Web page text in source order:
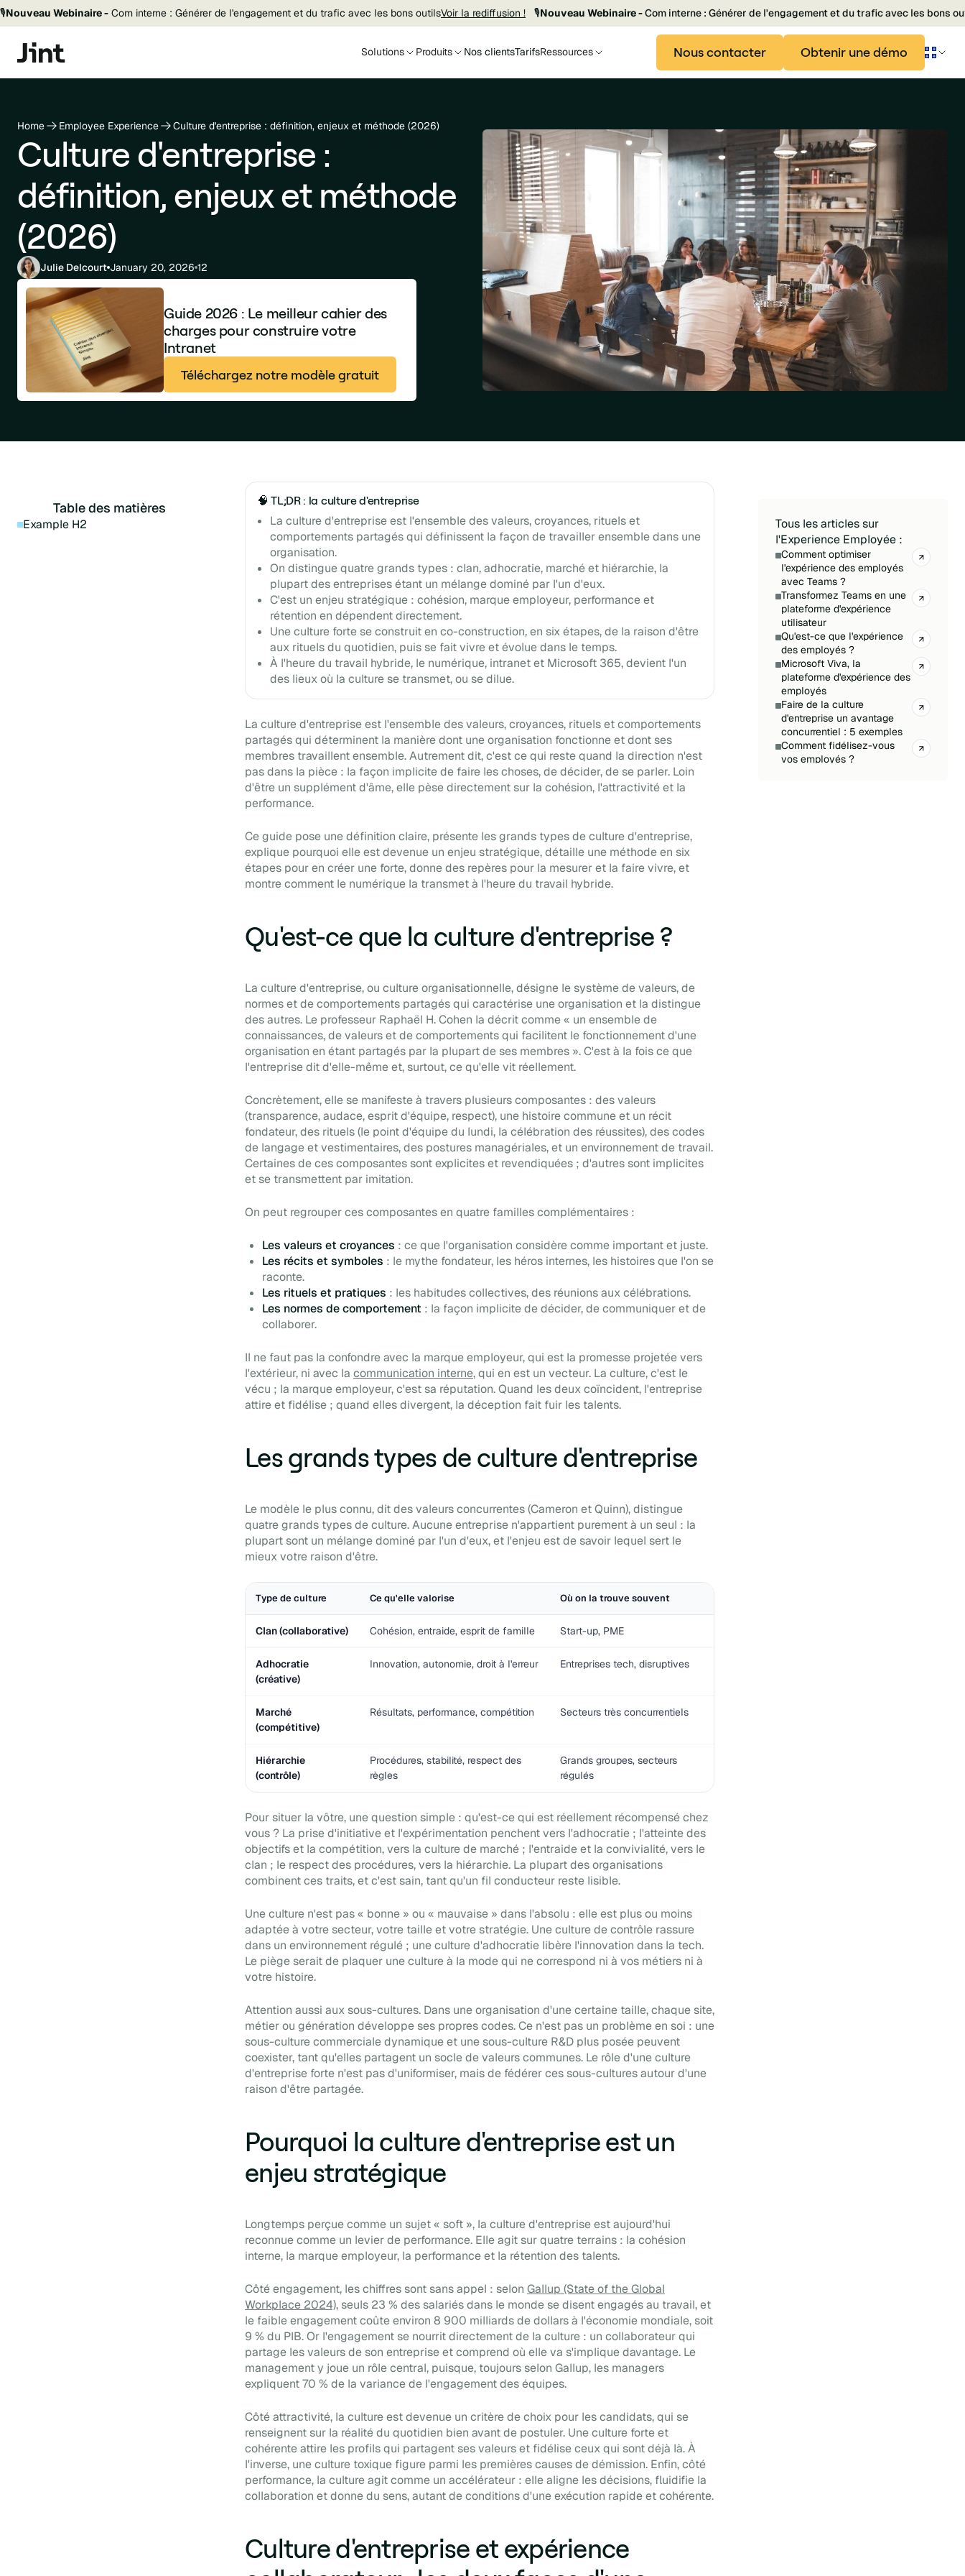
🎙️Nouveau Webinaire - Com interne : Générer de l'engagement et du trafic avec les bons outilsVoir la rediffusion ! 🎙️Nouveau Webinaire -Com interne : Générer de l'engagement et du trafic avec les bons
Solutions Produits Nos clientsTarifsRessources Nous contacter Obtenir une démo
Home Employee Experience Culture d'entreprise : définition, enjeux et méthode (2026)
Culture d'entreprise :
définition, enjeux et méthode
(2026)
Julie Delcourt January 20, 2026 12
Guide 2026 : Le meilleur cahier des
charges pour construire votre
Intranet
Téléchargez notre modèle gratuit
Table des matières
Example H2
🧠 TL;DR : la culture d'entreprise
La culture d'entreprise est l'ensemble des valeurs, croyances, rituels et
comportements partagés qui définissent la façon de travailler ensemble dans une
organisation.
On distingue quatre grands types : clan, adhocratie, marché et hiérarchie, la
plupart des entreprises étant un mélange dominé par l'un d'eux.
C'est un enjeu stratégique : cohésion, marque employeur, performance et
rétention en dépendent directement.
Une culture forte se construit en co-construction, en six étapes, de la raison d'être
aux rituels du quotidien, puis se fait vivre et évolue dans le temps.
À l'heure du travail hybride, le numérique, intranet et Microsoft 365, devient l'un
des lieux où la culture se transmet, ou se dilue.
La culture d'entreprise est l'ensemble des valeurs, croyances, rituels et comportements
partagés qui déterminent la manière dont une organisation fonctionne et dont ses
membres travaillent ensemble. Autrement dit, c'est ce qui reste quand la direction n'est
pas dans la pièce : la façon implicite de faire les choses, de décider, de se parler. Loin
d'être un supplément d'âme, elle pèse directement sur la cohésion, l'attractivité et la
performance.
Ce guide pose une définition claire, présente les grands types de culture d'entreprise,
explique pourquoi elle est devenue un enjeu stratégique, détaille une méthode en six
étapes pour en créer une forte, donne des repères pour la mesurer et la faire vivre, et
montre comment le numérique la transmet à l'heure du travail hybride.
Qu'est-ce que la culture d'entreprise ?
La culture d'entreprise, ou culture organisationnelle, désigne le système de valeurs, de
normes et de comportements partagés qui caractérise une organisation et la distingue
des autres. Le professeur Raphaël H. Cohen la décrit comme « un ensemble de
connaissances, de valeurs et de comportements qui facilitent le fonctionnement d'une
organisation en étant partagés par la plupart de ses membres ». C'est à la fois ce que
l'entreprise dit d'elle-même et, surtout, ce qu'elle vit réellement.
Concrètement, elle se manifeste à travers plusieurs composantes : des valeurs
(transparence, audace, esprit d'équipe, respect), une histoire commune et un récit
fondateur, des rituels (le point d'équipe du lundi, la célébration des réussites), des codes
de langage et vestimentaires, des postures managériales, et un environnement de travail.
Certaines de ces composantes sont explicites et revendiquées ; d'autres sont implicites
et se transmettent par imitation.
On peut regrouper ces composantes en quatre familles complémentaires :
Les valeurs et croyances : ce que l'organisation considère comme important et juste.
Les récits et symboles : le mythe fondateur, les héros internes, les histoires que l'on se
raconte.
Les rituels et pratiques : les habitudes collectives, des réunions aux célébrations.
Les normes de comportement : la façon implicite de décider, de communiquer et de
collaborer.
Il ne faut pas la confondre avec la marque employeur, qui est la promesse projetée vers
l'extérieur, ni avec la communication interne, qui en est un vecteur. La culture, c'est le
vécu ; la marque employeur, c'est sa réputation. Quand les deux coïncident, l'entreprise
attire et fidélise ; quand elles divergent, la déception fait fuir les talents.
Les grands types de culture d'entreprise
Le modèle le plus connu, dit des valeurs concurrentes (Cameron et Quinn), distingue
quatre grands types de culture. Aucune entreprise n'appartient purement à un seul : la
plupart sont un mélange dominé par l'un d'eux, et l'enjeu est de savoir lequel sert le
mieux votre raison d'être.
Type de culture Ce qu'elle valorise Où on la trouve souvent
Clan (collaborative) Cohésion, entraide, esprit de famille Start-up, PME
Adhocratie
(créative)
Innovation, autonomie, droit à l'erreur Entreprises tech, disruptives
Marché
(compétitive)
Résultats, performance, compétition Secteurs très concurrentiels
Hiérarchie
(contrôle)
Procédures, stabilité, respect des
règles
Grands groupes, secteurs
régulés
Pour situer la vôtre, une question simple : qu'est-ce qui est réellement récompensé chez
vous ? La prise d'initiative et l'expérimentation penchent vers l'adhocratie ; l'atteinte des
objectifs et la compétition, vers la culture de marché ; l'entraide et la convivialité, vers le
clan ; le respect des procédures, vers la hiérarchie. La plupart des organisations
combinent ces traits, et c'est sain, tant qu'un fil conducteur reste lisible.
Une culture n'est pas « bonne » ou « mauvaise » dans l'absolu : elle est plus ou moins
adaptée à votre secteur, votre taille et votre stratégie. Une culture de contrôle rassure
dans un environnement régulé ; une culture d'adhocratie libère l'innovation dans la tech.
Le piège serait de plaquer une culture à la mode qui ne correspond ni à vos métiers ni à
votre histoire.
Attention aussi aux sous-cultures. Dans une organisation d'une certaine taille, chaque site,
métier ou génération développe ses propres codes. Ce n'est pas un problème en soi : une
sous-culture commerciale dynamique et une sous-culture R&D plus posée peuvent
coexister, tant qu'elles partagent un socle de valeurs communes. Le rôle d'une culture
d'entreprise forte n'est pas d'uniformiser, mais de fédérer ces sous-cultures autour d'une
raison d'être partagée.
Pourquoi la culture d'entreprise est un
enjeu stratégique
Longtemps perçue comme un sujet « soft », la culture d'entreprise est aujourd'hui
reconnue comme un levier de performance. Elle agit sur quatre terrains : la cohésion
interne, la marque employeur, la performance et la rétention des talents.
Côté engagement, les chiffres sont sans appel : selon Gallup (State of the Global
Workplace 2024), seuls 23 % des salariés dans le monde se disent engagés au travail, et
le faible engagement coûte environ 8 900 milliards de dollars à l'économie mondiale, soit
9 % du PIB. Or l'engagement se nourrit directement de la culture : un collaborateur qui
partage les valeurs de son entreprise et comprend où elle va s'implique davantage. Le
management y joue un rôle central, puisque, toujours selon Gallup, les managers
expliquent 70 % de la variance de l'engagement des équipes.
Côté attractivité, la culture est devenue un critère de choix pour les candidats, qui se
renseignent sur la réalité du quotidien bien avant de postuler. Une culture forte et
cohérente attire les profils qui partagent ses valeurs et fidélise ceux qui sont déjà là. À
l'inverse, une culture toxique figure parmi les premières causes de démission. Enfin, côté
performance, la culture agit comme un accélérateur : elle aligne les décisions, fluidifie la
collaboration et donne du sens, autant de conditions d'une exécution rapide et cohérente.
Culture d'entreprise et expérience
Tous les articles sur
l'Experience Employée :
Comment optimiser
l'expérience des employés
avec Teams ?
Transformez Teams en une
plateforme d'expérience
utilisateur
Qu'est-ce que l'expérience
des employés ?
Microsoft Viva, la
plateforme d'expérience des
employés
Faire de la culture
d'entreprise un avantage
concurrentiel : 5 exemples
Comment fidélisez-vous
vos employés ?